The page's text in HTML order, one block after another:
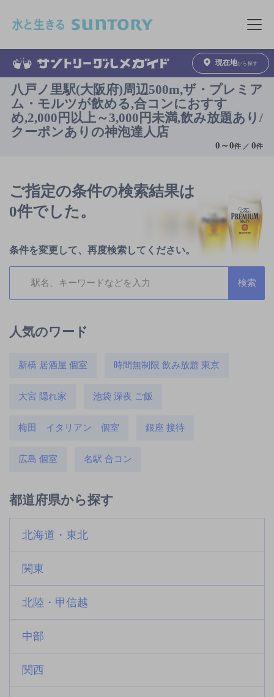
メニュ
現在地から探す
八戸ノ里駅(大阪府)周辺500m,ザ・プレミア
ム・モルツが飲める,合コンにおすす
め,2,000円以上～3,000円未満,飲み放題あり/
クーポンありの神泡達人店
0 ～0件 ／0件
ご指定の条件の検索結果は
0件でした。
条件を変更して、再度検索してください。
人気のワード
新橋 居酒屋 個室 時間無制限 飲み放題 東京
大宮 隠れ家 池袋 深夜 ご飯
梅田 イタリアン 個室 銀座 接待
広島 個室 名駅 合コン
都道府県から探す
北海道・東北
関東
北陸・甲信越
中部
関西